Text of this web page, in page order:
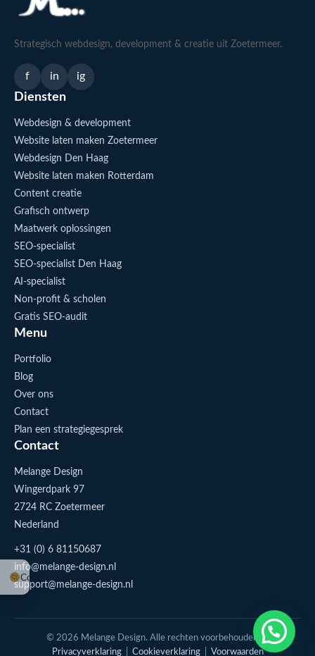
Cookie-instellingen
Stuur me een appje
Strategisch webdesign, development & creatie uit Zoetermeer.
f in ig
Diensten
Webdesign & development
Website laten maken Zoetermeer
Webdesign Den Haag
Website laten maken Rotterdam
Content creatie
Grafisch ontwerp
Maatwerk oplossingen
SEO-specialist
SEO-specialist Den Haag
AI-specialist
Non-profit & scholen
Gratis SEO-audit
Menu
Portfolio
Blog
Over ons
Contact
Plan een strategiegesprek
Contact
Melange Design
Wingerdpark 97
2724 RC Zoetermeer
Nederland
+31 (0) 6 81150687
info@melange-design.nl
support@melange-design.nl
© 2026 Melange Design. Alle rechten voorbehouden. |
Privacyverklaring| Cookieverklaring| Voorwaarden